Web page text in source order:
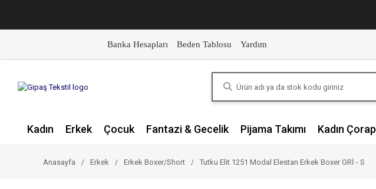
Banka Hesapları Beden Tablosu Yardım
Kadın Erkek Çocuk Fantazi & Gecelik Pijama Takımı Kadın Çorap
Anasayfa Erkek Erkek Boxer/Short Tutku Elit 1251 Modal Elestan Erkek Boxer GRİ - S